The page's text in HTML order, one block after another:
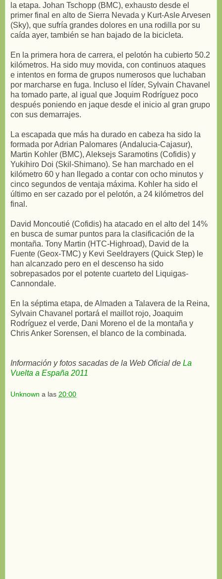
la etapa. Johan Tschopp (BMC), exhausto desde el
primer final en alto de Sierra Nevada y Kurt-Asle Arvesen
(Sky), que sufría grandes dolores en una rodilla por su
caída ayer, también se han bajado de la bicicleta.
En la primera hora de carrera, el pelotón ha cubierto 50.2
kilómetros. Ha sido muy movida, con continuos ataques
e intentos en forma de grupos numerosos que luchaban
por marcharse en fuga. Incluso el líder, Sylvain Chavanel
ha tomado parte, al igual que Joquim Rodríguez poco
después poniendo en jaque desde el inicio al gran grupo
con sus demarrajes.
La escapada que más ha durado en cabeza ha sido la
formada por Adrian Palomares (Andalucia-Cajasur),
Martin Kohler (BMC), Aleksejs Saramotins (Cofidis) y
Yukihiro Doi (Skil-Shimano). Se han marchado en el
kilómetro 60 y han llegado a contar con ocho minutos y
cinco segundos de ventaja máxima. Kohler ha sido el
último en ser cazado por el pelotón, a 24 kilómetros del
final.
David Moncoutié (Cofidis) ha atacado en el alto del 14%
en busca de sumar puntos para la clasificación de la
montaña. Tony Martin (HTC-Highroad), David de la
Fuente (Geox-TMC) y Kevi Seeldrayers (Quick Step) le
han alcanzado pero en el descenso ha sido
sobrepasados por el potente cuarteto del Liquigas-
Cannondale.
En la séptima etapa, de Almaden a Talavera de la Reina,
Sylvain Chavanel portará el maillot rojo, Joaquim
Rodríguez el verde, Dani Moreno el de la montaña y
Chris Anker Sorensen, el blanco de la combinada.
Información y fotos sacadas de la Web Oficial de La
Vuelta a España 2011
Unknown a las 20:00